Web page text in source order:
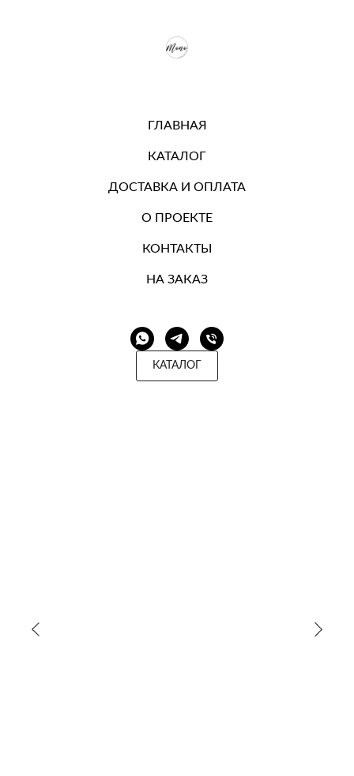
ГЛАВНАЯ
КАТАЛОГ
ДОСТАВКА И ОПЛАТА
О ПРОЕКТЕ
КОНТАКТЫ
НА ЗАКАЗ
КАТАЛОГ